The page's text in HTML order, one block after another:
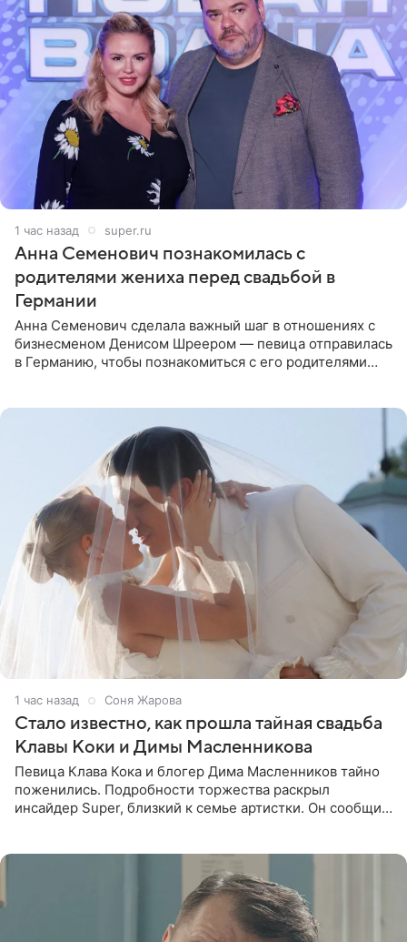
1 час назад super.ru
Анна Семенович познакомилась с
родителями жениха перед свадьбой в
Германии
Анна Семенович сделала важный шаг в отношениях с
бизнесменом Денисом Шреером — певица отправилась
в Германию, чтобы познакомиться с его родителями
1 час назад Соня Жарова
Стало известно, как прошла тайная свадьба
Клавы Коки и Димы Масленникова
Певица Клава Кока и блогер Дима Масленников тайно
поженились. Подробности торжества раскрыл
инсайдер Super, близкий к семье артистки. Он сообщил,